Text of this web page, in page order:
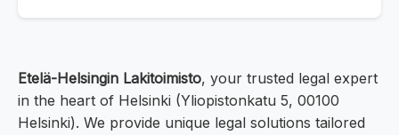
Etelä-Helsingin Lakitoimisto, your trusted legal expert
in the heart of Helsinki (Yliopistonkatu 5, 00100
Helsinki). We provide unique legal solutions tailored